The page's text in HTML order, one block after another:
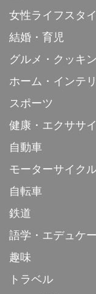
女性ライフスタ
結婚・育児
グルメ・クッキ
ホーム・インテ
スポーツ
健康・エクササ
自動車
モーターサイク
自転車
鉄道
語学・エデュケ
趣味
トラベル